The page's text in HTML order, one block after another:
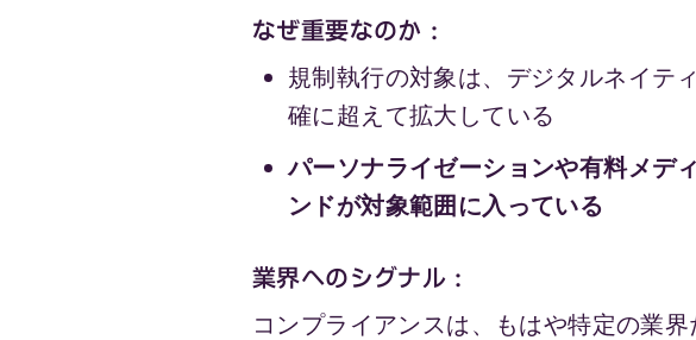
なぜ重要なのか：
規制執行の対象は、デジタルネイテ
確に超えて拡大している
パーソナライゼーションや有料メデ
ンドが対象範囲に入っている
業界へのシグナル：
コンプライアンスは、もはや特定の業界